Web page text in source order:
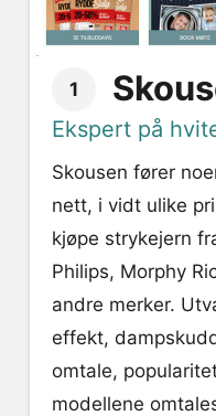
1
Ekspert på
Skousen fører
nett, i vidt ulike
kjøpe strykejern
Philips, Morphy
andre merker.
effekt,
omtale,
modellene